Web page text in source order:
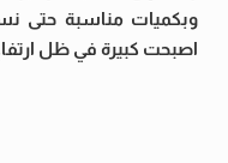
وبكميات مناسبة حتى
اصبحت كبيرة في ظل